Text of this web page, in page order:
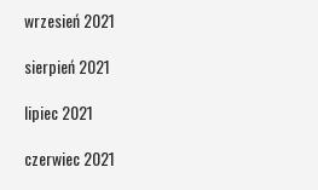
wrzesień 2021
sierpień 2021
lipiec 2021
czerwiec 2021